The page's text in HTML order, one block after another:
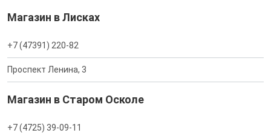
Магазин в Лисках
+7 (47391) 220-82
Проспект Ленина, 3
Магазин в Старом Осколе
+7 (4725) 39-09-11